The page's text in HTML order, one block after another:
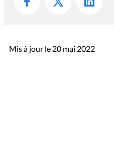
Mis à jour le 20 mai 2022